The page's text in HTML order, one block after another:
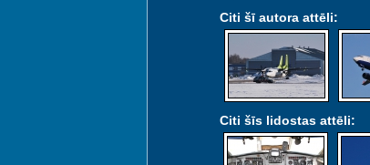
Citi šī autora attēli:
Citi šīs lidostas attēli: